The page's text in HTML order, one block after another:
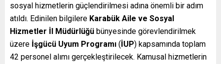
sosyal hizmetlerin güçlendirilmesi adına önemli bir adım
atıldı. Edinilen bilgilere Karabük Aile ve Sosyal
Hizmetler İl Müdürlüğü bünyesinde görevlendirilmek
üzere İşgücü Uyum Programı (İUP) kapsamında toplam
42 personel alımı gerçekleştirilecek. Kamusal hizmetlerin